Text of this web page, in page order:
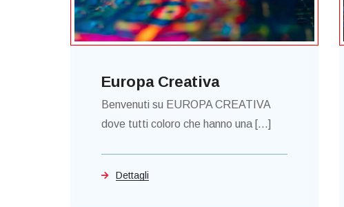
Europa Creativa
Benvenuti su EUROPA CREATIVA
dove tutti coloro che hanno una [...]
Dettagli